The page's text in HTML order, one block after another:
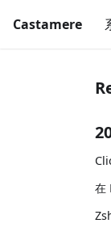
Castamere
在